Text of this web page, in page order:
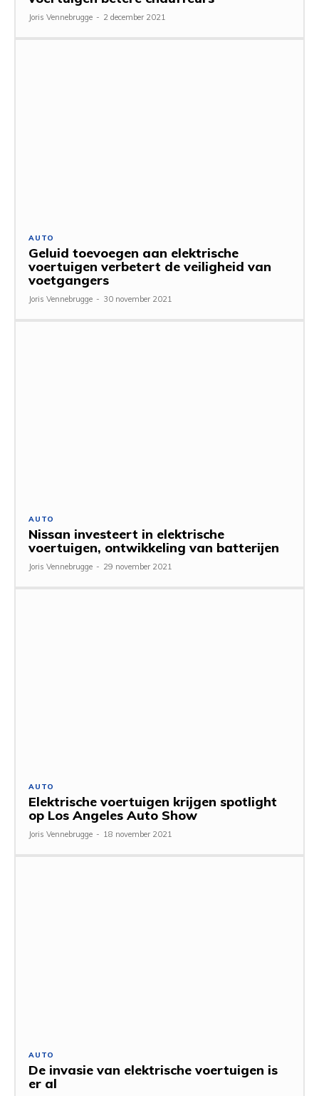
Joris Vennebrugge - 2 december 2021
AUTO
Geluid toevoegen aan elektrische
voertuigen verbetert de veiligheid van
voetgangers
Joris Vennebrugge - 30 november 2021
AUTO
Nissan investeert in elektrische
voertuigen, ontwikkeling van batterijen
Joris Vennebrugge - 29 november 2021
AUTO
Elektrische voertuigen krijgen spotlight
op Los Angeles Auto Show
Joris Vennebrugge - 18 november 2021
AUTO
De invasie van elektrische voertuigen is
er al